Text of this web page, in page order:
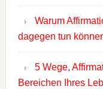
Warum
dagegen tun
5 Wege,
Bereichen Ihres